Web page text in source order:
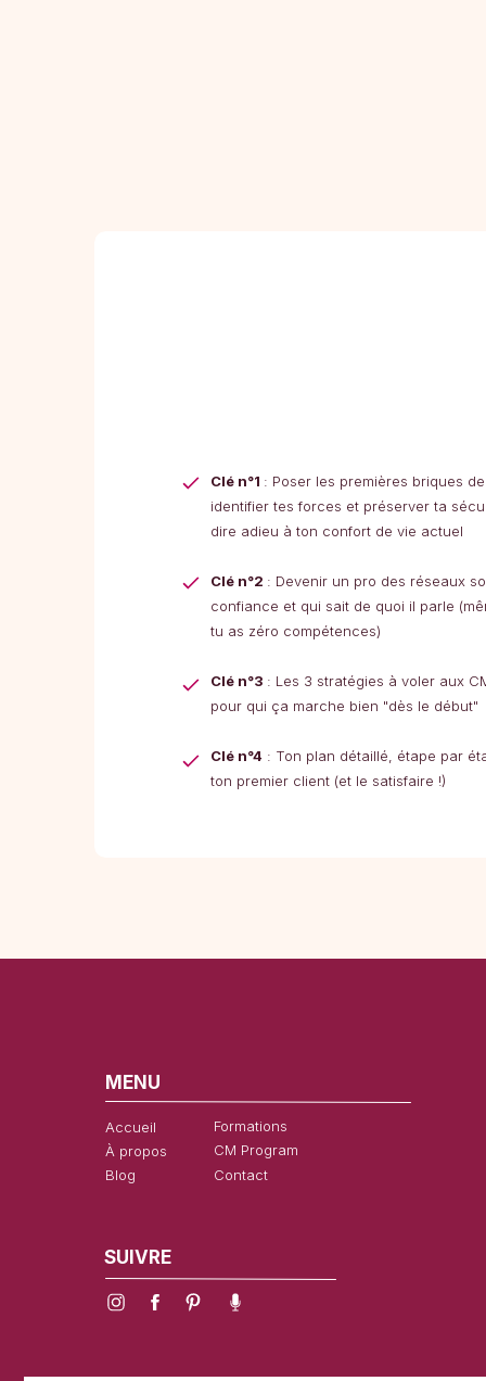
Clé n°1 : Poser les premières briques
identifier tes forces et préserver ta
dire adieu à ton confort de vie actuel
Clé n°2 : Devenir un pro des réseaux
confiance et qui sait de quoi il parle
tu as zéro compétences)
Clé n°3 : Les 3 stratégies à voler aux
pour qui ça marche bien "dès le début"
Clé n°4 : Ton plan détaillé, étape par
ton premier client (et le satisfaire !)
Formations
Accueil
Contact
Blog
SUIVRE
MENU
À propos CM Program